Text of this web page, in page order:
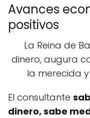
Avances
positivos
La Reina de
dinero, augura
la merecida
El consultante
dinero, sabe